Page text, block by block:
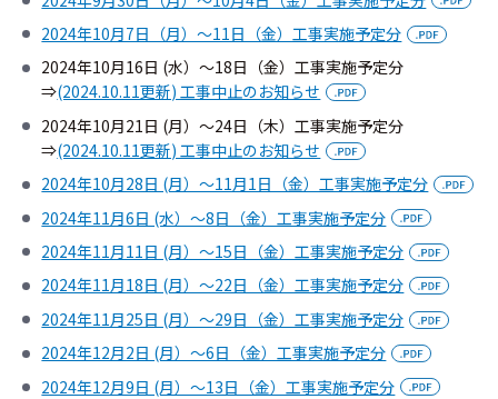
2024年10月7日（月）～11日（金）工事実施予定分
2024年10月16日 (水）～18日（金）工事実施予定分
⇒(2024.10.11更新) 工事中止のお知らせ
2024年10月21日 (月）～24日（木）工事実施予定分
⇒(2024.10.11更新) 工事中止のお知らせ
2024年10月28日 (月）～11月1日（金）工事実施予定分
2024年11月6日 (水）～8日（金）工事実施予定分
2024年11月11日 (月）～15日（金）工事実施予定分
2024年11月18日 (月）～22日（金）工事実施予定分
2024年11月25日 (月）～29日（金）工事実施予定分
2024年12月2日 (月）～6日（金）工事実施予定分
2024年12月9日 (月）～13日（金）工事実施予定分